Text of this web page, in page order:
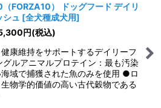
FORZA10） ドッグフード デイリ
シュ [全犬種成犬用]
円(税込)
康維持をサポートするデイリーフ
ルアニマルプロテイン：最も汚染
域で捕獲された魚のみを使用 ●ロ
物学的価値の高い古代穀物である